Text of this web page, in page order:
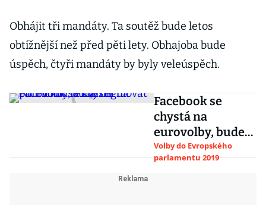
Obhájit tři mandáty. Ta soutěž bude letos
obtížnější než před pěti lety. Obhajoba bude
úspěch, čtyři mandáty by byly veleúspěch.
Facebook se
chystá na
eurovolby, bude
regulovat
politickou
Volby do Evropského
parlamentu 2019